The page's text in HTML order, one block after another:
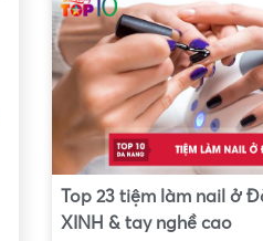
Top 23 tiệm làm nail ở
XINH & tay nghề cao